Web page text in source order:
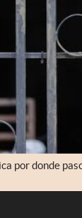
por donde